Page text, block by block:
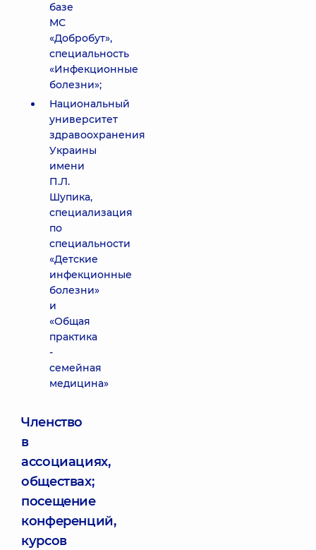
базе
МС
«Добробут»,
специальность
«Инфекционные
болезни»;
Национальный
университет
здравоохранения
Украины
имени
П.Л.
Шупика,
специализация
по
специальности
«Детские
инфекционные
болезни»
и
«Общая
практика
-
семейная
медицина»
Членство
в
ассоциациях,
обществах;
посещение
конференций,
курсов